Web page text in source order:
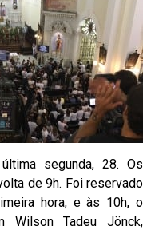
segunda, 28. Os
de 9h. Foi reservado
hora, e às 10h, o
Wilson Tadeu Jönck,